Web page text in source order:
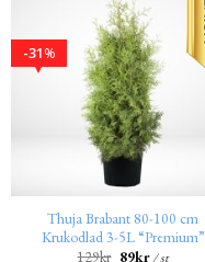
%
31
Thuja Brabant 80-100 cm
Krukodlad 3-5L “Premium”
129kr 89kr/ st